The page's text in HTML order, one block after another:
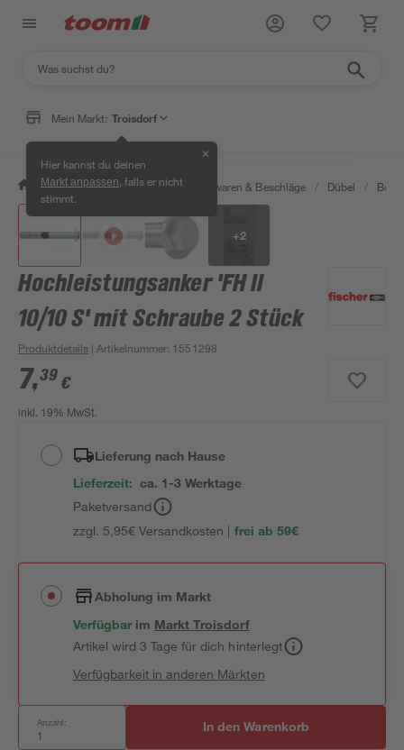
Mein Markt: Troisdorf
Hier kannst du deinen
Markt anpassen , falls er nicht
stimmt.
✕
/ Werkstatt & Maschinen / Eisenwaren & Beschläge / Dübel /
+2
Hochleistungsanker 'FH II
10/10 S' mit Schraube 2 Stück
Produktdetails | Artikelnummer: 1551298
7,39 €
inkl. 19% MwSt.
Lieferung nach Hause
Lieferzeit: ca. 1-3 Werktage
Paketversand
zzgl. 5,95€ Versandkosten | frei ab 59€
Abholung im Markt
Verfügbar im MarktTroisdorf
Artikel wird 3 Tage für dich hinterlegt
Verfügbarkeit in anderen Märkten
Anzahl: In den Warenkorb